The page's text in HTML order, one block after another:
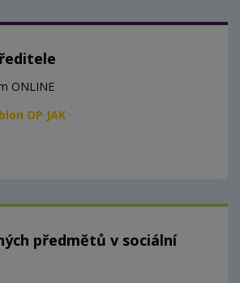
ONLINE
OP JAK
předmětů v sociální